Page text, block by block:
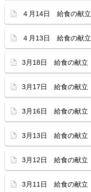
４月14日 給食の献立
４月13日 給食の献立
3月18日 給食の献立
3月17日 給食の献立
3月16日 給食の献立
3月13日 給食の献立
3月12日 給食の献立
3月11日 給食の献立